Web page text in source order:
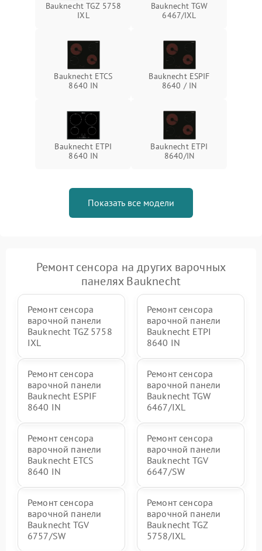
Bauknecht TGZ 5758
IXL
Bauknecht TGW
6467/IXL
Bauknecht ETCS
8640 IN
Bauknecht ESPIF
8640 / IN
Bauknecht ETPI
8640 IN
Bauknecht ETPI
8640/IN
Показать все модели
Ремонт сенсора на других варочных
панелях Bauknecht
Ремонт сенсора
варочной панели
Bauknecht TGZ 5758
IXL
Ремонт сенсора
варочной панели
Bauknecht ETPI
8640 IN
Ремонт сенсора
варочной панели
Bauknecht ESPIF
8640 IN
Ремонт сенсора
варочной панели
Bauknecht TGW
6467/IXL
Ремонт сенсора
варочной панели
Bauknecht ETCS
8640 IN
Ремонт сенсора
варочной панели
Bauknecht TGV
6647/SW
Ремонт сенсора
варочной панели
Bauknecht TGV
6757/SW
Ремонт сенсора
варочной панели
Bauknecht TGZ
5758/IXL